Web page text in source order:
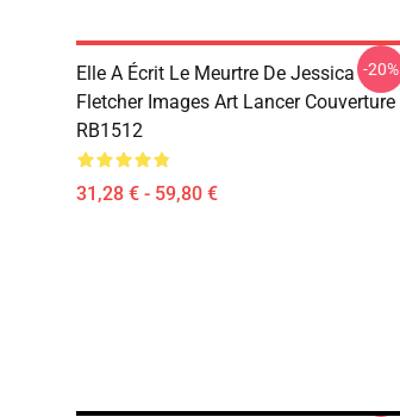
Elle A Écrit Le Meurtre De Jessica
Fletcher Images Art Lancer Couverture
RB1512
31,28 € - 59,80 €
-20%